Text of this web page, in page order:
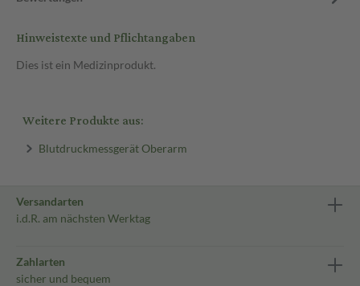
Hinweistexte und Pflichtangaben
Dies ist ein Medizinprodukt.
Weitere Produkte aus:
Blutdruckmessgerät Oberarm
Versandarten
i.d.R. am nächsten Werktag
Zahlarten
sicher und bequem